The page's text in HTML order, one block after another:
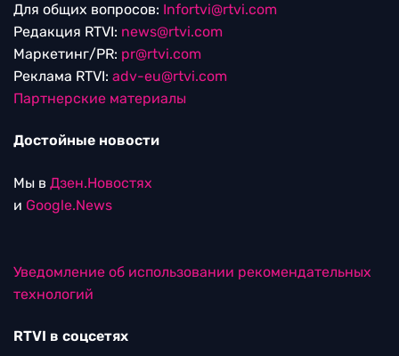
Для общих вопросов: Infortvi@rtvi.com
Редакция RTVI: news@rtvi.com
Маркетинг/PR: pr@rtvi.com
Реклама RTVI: adv-eu@rtvi.com
Партнерские материалы
Достойные новости
Мы в Дзен.Новостях
и Google.News
Уведомление об использовании рекомендательных
технологий
RTVI в соцсетях